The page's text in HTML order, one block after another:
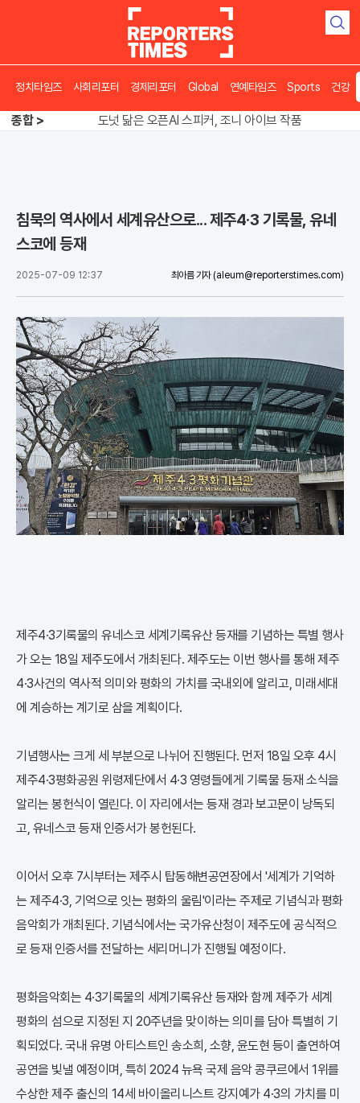
검
정치타임즈 사회리포터 경제리포터 Global 연예타임즈 Sports 건강
종합 >
도넛 닮은 오픈AI 스피커, 조니 아이브 작품
침묵의 역사에서 세계유산으로... 제주4·3 기록물, 유네
스코에 등재
2025-07-09 12:37 최아름 기자 (aleum@reporterstimes.com)
제주4·3기록물의 유네스코 세계기록유산 등재를 기념하는 특별 행사
가 오는 18일 제주도에서 개최된다. 제주도는 이번 행사를 통해 제주
4·3사건의 역사적 의미와 평화의 가치를 국내외에 알리고, 미래세대
에 계승하는 계기로 삼을 계획이다.
기념행사는 크게 세 부분으로 나뉘어 진행된다. 먼저 18일 오후 4시
제주4·3평화공원 위령제단에서 4·3 영령들에게 기록물 등재 소식을
알리는 봉헌식이 열린다. 이 자리에서는 등재 경과 보고문이 낭독되
고, 유네스코 등재 인증서가 봉헌된다.
이어서 오후 7시부터는 제주시 탑동해변공연장에서 '세계가 기억하
는 제주4·3, 기억으로 잇는 평화의 울림'이라는 주제로 기념식과 평화
음악회가 개최된다. 기념식에서는 국가유산청이 제주도에 공식적으
로 등재 인증서를 전달하는 세리머니가 진행될 예정이다.
평화음악회는 4·3기록물의 세계기록유산 등재와 함께 제주가 세계
평화의 섬으로 지정된 지 20주년을 맞이하는 의미를 담아 특별히 기
획되었다. 국내 유명 아티스트인 송소희, 소향, 윤도현 등이 출연하여
공연을 빛낼 예정이며, 특히 2024 뉴욕 국제 음악 콩쿠르에서 1위를
수상한 제주 출신의 14세 바이올리니스트 강지예가 4·3의 가치를 미